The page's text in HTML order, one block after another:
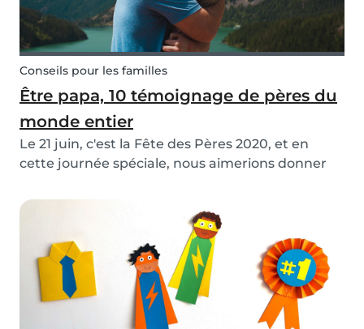
Conseils pour les familles
Être papa, 10 témoignage de pères du
monde entier
Le 21 juin, c'est la Fête des Pères 2020, et en
cette journée spéciale, nous aimerions donner
paternelles de soutien et de compassion.